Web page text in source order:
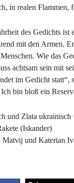
in realen Flammen,
des Gedichts ist
mit den Armen.
Wie das
achtsam sein mit
im Gedicht statt“,
bin bloß ein
und Zlata ukrainisch
(Iskander)
und Katerian